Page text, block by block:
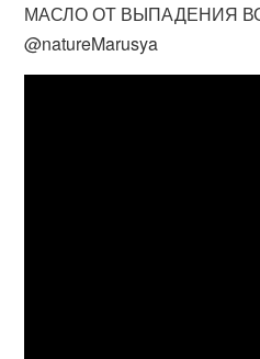
МАСЛО ОТ ВЫПАДЕНИЯ
@natureMarusya